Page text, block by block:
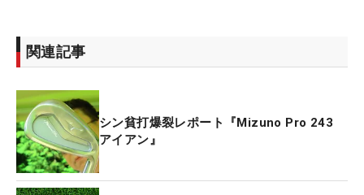
関連記事
シン貧打爆裂レポート『Mizuno Pro 243
アイアン』